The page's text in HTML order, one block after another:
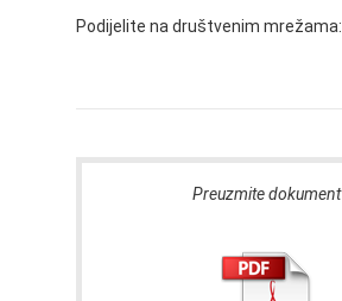
Podijelite na društvenim mrežama:
Preuzmite dokument